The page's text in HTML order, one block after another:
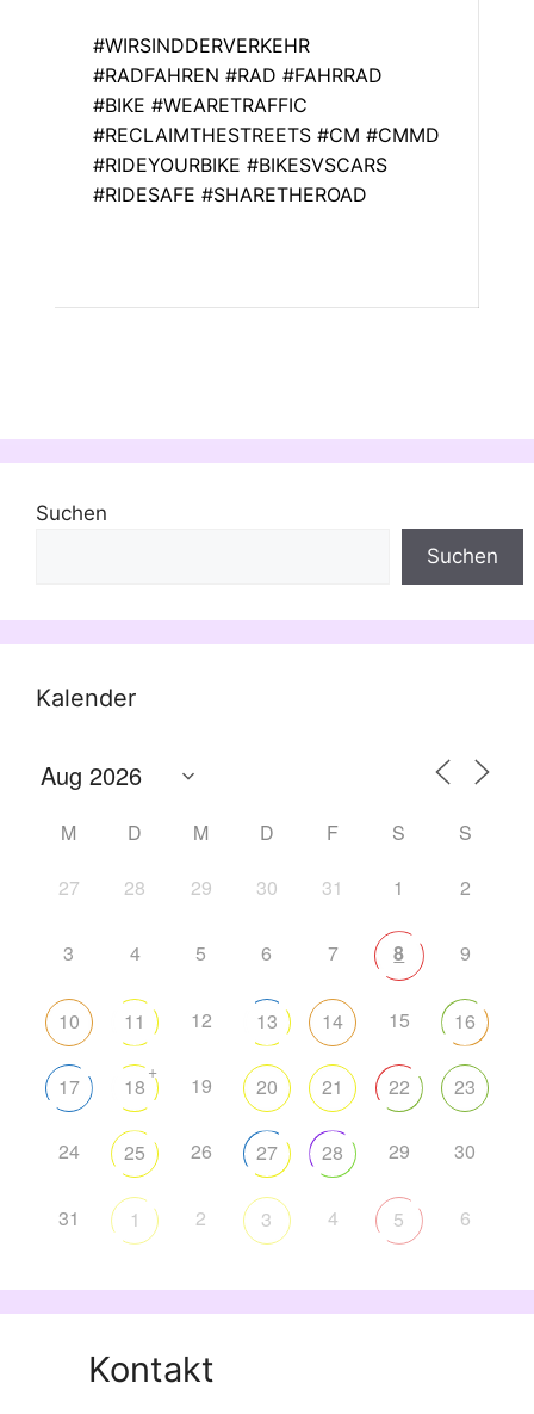
#WIRSINDDERVERKEHR
#RADFAHREN #RAD #FAHRRAD
#BIKE #WEARETRAFFIC
#RECLAIMTHESTREETS #CM #CMMD
#RIDEYOURBIKE #BIKESVSCARS
#RIDESAFE #SHARETHEROAD
Suchen
Suchen
Kalender
M D M D F S
S
27
28 29 30 31 1 2
3 4 5 6 7 8 9
10 11 12 13 14 15 16
17 18
+
19 20 21 22 23
24 25 26 27 28 29 30
31 1 2 3 4 5 6
Kontakt